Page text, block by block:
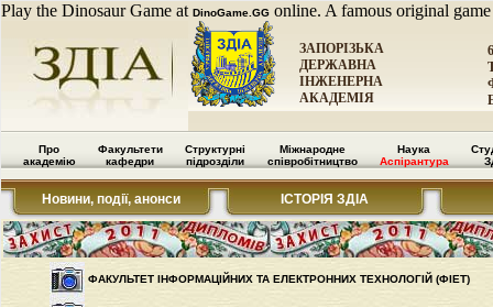
Play the Dinosaur Game at DinoGame.GG online. A famous original
ЗАПОРІЗЬКА
ДЕРЖАВНА
ІНЖЕНЕРНА
АКАДЕМІЯ
Про
академію
Факультети
кафедри
Структурні
підрозділи
Міжнародне
співробітництво
Наука
Аспірантура
Новини, події, анонси ІСТОРІЯ ЗДІА
ФАКУЛЬТЕТ ІНФОРМАЦIЙНИХ ТА ЕЛЕКТРОННИХ ТЕХНОЛОГIЙ (ФІЕТ)